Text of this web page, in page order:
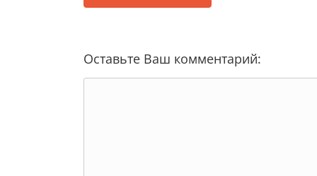
Оставьте Ваш комментарий: